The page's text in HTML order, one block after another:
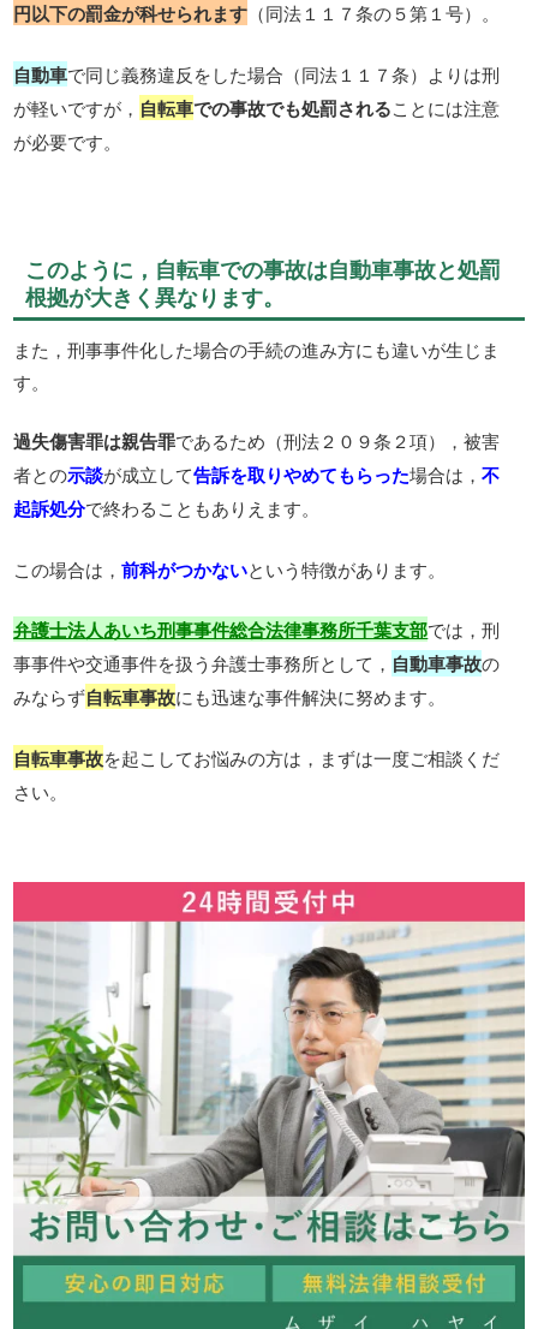
円以下の罰金が科せられます （同法１１７条の５第１号）。
自動車で同じ義務違反をした場合（同法１１７条）よりは刑
が軽いですが， 自転車での事故でも処罰されることには注意
が必要です。
このように，自転車での事故は自動車事故と処罰
根拠が大きく異なります。
また，刑事事件化した場合の手続の進み方にも違いが生じま
す。
過失傷害罪は親告罪であるため（刑法２０９条２項），被害
者との示談が成立して告訴を取りやめてもらった場合は，不
起訴処分で終わることもありえます。
この場合は，前科がつかないという特徴があります。
弁護士法人あいち刑事事件総合法律事務所千葉支部では，刑
事事件や交通事件を扱う弁護士事務所として， 自動車事故の
みならず自転車事故にも迅速な事件解決に努めます。
自転車事故を起こしてお悩みの方は，まずは一度ご相談くだ
さい。